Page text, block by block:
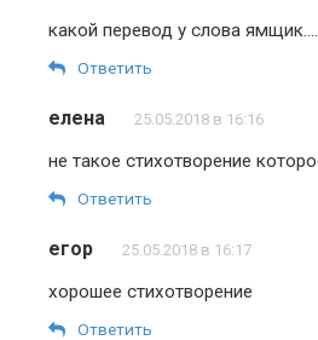
какой перевод у слова ямщик…..
Ответить
елена 25.05.2018 в 16:16
не такое стихотворение
Ответить
егор 25.05.2018 в 16:17
хорошее стихотворение
Ответить